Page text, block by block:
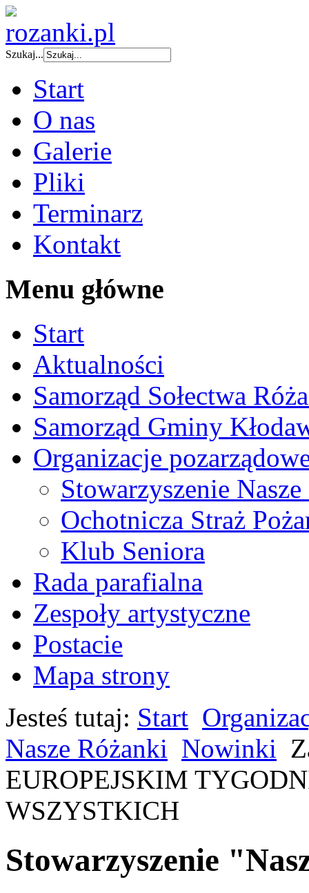
Szukaj...
Start
O nas
Galerie
Pliki
Terminarz
Kontakt
Menu główne
Start
Aktualności
Samorząd Sołectwa
Samorząd Gminy
Organizacje
Stowarzyszenie
Ochotnicza Straż
Klub Seniora
Rada parafialna
Zespoły artystyczne
Postacie
Mapa strony
Jesteś tutaj: Start
Nasze Różanki Nowinki
EUROPEJSKIM
WSZYSTKICH
Stowarzyszenie